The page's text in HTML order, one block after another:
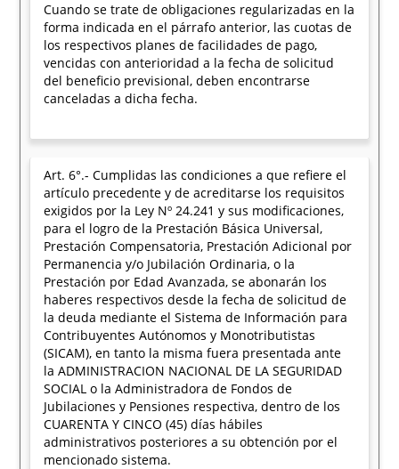
Cuando se trate de obligaciones regularizadas en la
forma indicada en el párrafo anterior, las cuotas de
los respectivos planes de facilidades de pago,
vencidas con anterioridad a la fecha de solicitud
del beneficio previsional, deben encontrarse
canceladas a dicha fecha.
Art. 6°.- Cumplidas las condiciones a que refiere el
artículo precedente y de acreditarse los requisitos
exigidos por la Ley Nº 24.241 y sus modificaciones,
para el logro de la Prestación Básica Universal,
Prestación Compensatoria, Prestación Adicional por
Permanencia y/o Jubilación Ordinaria, o la
Prestación por Edad Avanzada, se abonarán los
haberes respectivos desde la fecha de solicitud de
la deuda mediante el Sistema de Información para
Contribuyentes Autónomos y Monotributistas
(SICAM), en tanto la misma fuera presentada ante
la ADMINISTRACION NACIONAL DE LA SEGURIDAD
SOCIAL o la Administradora de Fondos de
Jubilaciones y Pensiones respectiva, dentro de los
CUARENTA Y CINCO (45) días hábiles
administrativos posteriores a su obtención por el
mencionado sistema.